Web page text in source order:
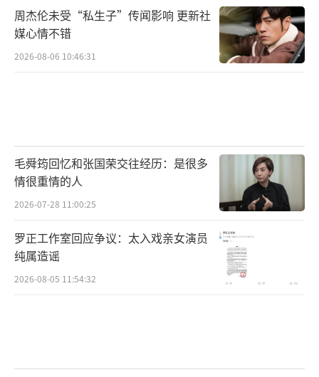
企业（有限合伙）、咪咕视讯科技有限公司联
合出品，中国共产主义青年团中央委员会、教
育部思想政治工作司、中国民主同盟中央委员
周杰伦未受“私生子”传闻影响 更新社
媒心情不错
2026-08-06 10:46:31
毛舜筠回忆和张国荣交往经历：是很多
情很重情的人
2026-07-28 11:00:25
罗正工作室回应争议：太入戏亲女演员
纯属造谣
2026-08-05 11:54:32